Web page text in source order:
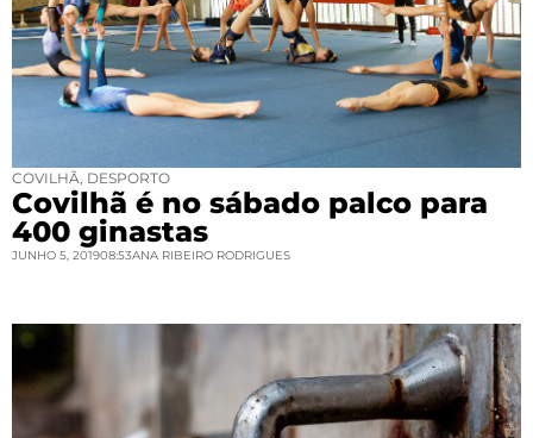
COVILHÃ, DESPORTO
Covilhã é no sábado palco para
400 ginastas
JUNHO 5, 201908:53ANA RIBEIRO RODRIGUES